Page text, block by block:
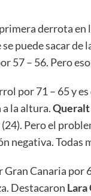
derrota
puede sacar de
57 – 56. Pero
por 71 – 65 y
la altura.Queralt
(24). Pero el
negativa. Todas
Canaria por
Destacaron Lara